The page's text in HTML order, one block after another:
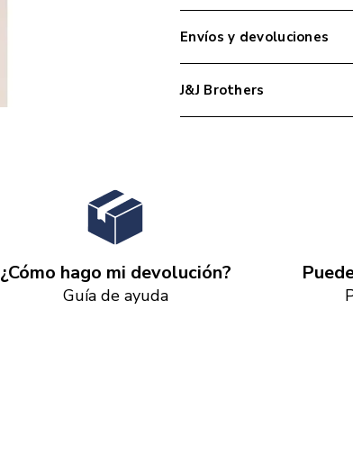
Envíos y devoluciones
J&J Brothers
¿Cómo hago mi devolución?
Guía de ayuda